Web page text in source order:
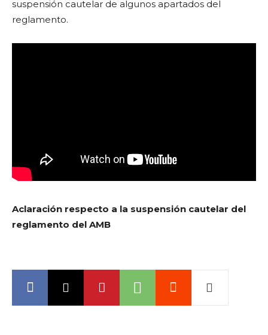
suspensión cautelar de algunos apartados del
reglamento.
Aclaración respecto a la suspensión cautelar del
reglamento del AMB